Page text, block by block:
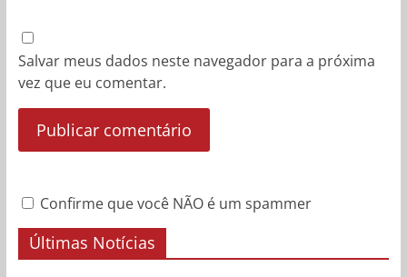
Salvar meus dados neste navegador para a próxima
vez que eu comentar.
Confirme que você NÃO é um spammer
Últimas Notícias